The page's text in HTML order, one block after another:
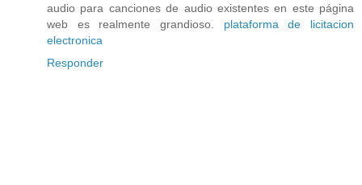
audio para canciones de audio existentes en este página
web es realmente grandioso. plataforma de licitacion
electronica
Responder